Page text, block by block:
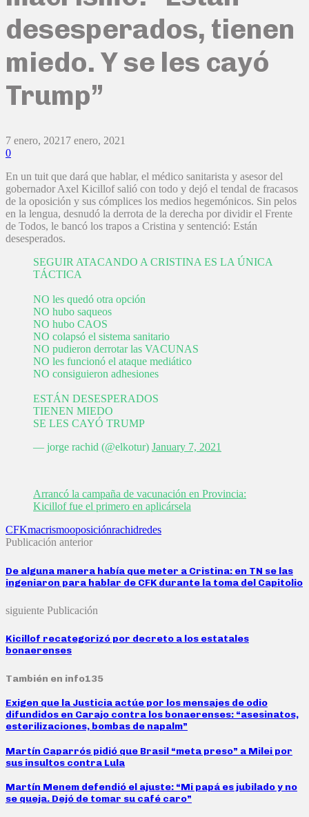
desesperados, tienen
miedo. Y se les cayó
Trump”
7 enero, 2021 7 enero, 2021
0
En un tuit que dará que hablar, el médico sanitarista y asesor del
gobernador Axel Kicillof salió con todo y dejó el tendal de fracasos
de la oposición y sus cómplices los medios hegemónicos. Sin pelos
en la lengua, desnudó la derrota de la derecha por dividir el Frente
de Todos, le bancó los trapos a Cristina y sentenció: Están
desesperados.
SEGUIR ATACANDO A CRISTINA ES LA ÚNICA
TÁCTICA
NO les quedó otra opción
NO hubo saqueos
NO hubo CAOS
NO colapsó el sistema sanitario
NO pudieron derrotar las VACUNAS
NO les funcionó el ataque mediático
NO consiguieron adhesiones
ESTÁN DESESPERADOS
TIENEN MIEDO
SE LES CAYÓ TRUMP
— jorge rachid (@elkotur) January 7, 2021
Arrancó la campaña de vacunación en Provincia:
Kicillof fue el primero en aplicársela
CFKmacrismooposiciónrachidredes
Publicación anterior
De alguna manera había que meter a Cristina: en TN se las
ingeniaron para hablar de CFK durante la toma del Capitolio
siguiente Publicación
Kicillof recategorizó por decreto a los estatales
bonaerenses
También en info135
Exigen que la Justicia actúe por los mensajes de odio
difundidos en Carajo contra los bonaerenses: “asesinatos,
esterilizaciones, bombas de napalm”
Martín Caparrós pidió que Brasil “meta preso” a Milei por
sus insultos contra Lula
Martín Menem defendió el ajuste: “Mi papá es jubilado y no
se queja. Dejó de tomar su café caro”